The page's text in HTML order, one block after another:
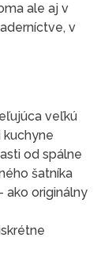
ale aj v
v
veľkú
od spálne
šatníka
ako originálny